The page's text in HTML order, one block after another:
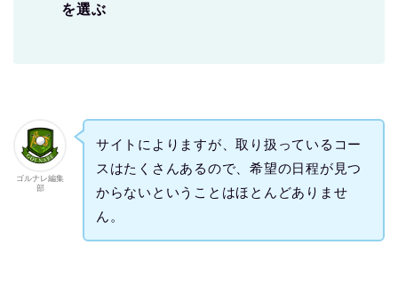
を選ぶ
ゴルナレ編集
部
サイトによりますが、取り扱っているコー
スはたくさんあるので、希望の日程が見つ
からないということはほとんどありませ
ん。